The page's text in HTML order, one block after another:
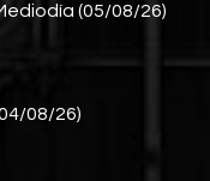
(05/08/26)
08/26)